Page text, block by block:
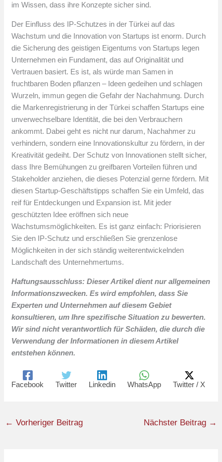
im Wissen, dass ihre Konzepte sicher sind.
Der Einfluss des IP-Schutzes in der Türkei auf das
Wachstum und die Innovation von Startups ist enorm. Durch
die Sicherung des geistigen Eigentums von Startups legen
Unternehmen ein Fundament, das auf Originalität und
Vertrauen basiert. Es ist, als würde man Samen in
fruchtbaren Boden pflanzen – Ideen gedeihen und schlagen
Wurzeln, immun gegen die Gefahr der Nachahmung. Durch
die Markenregistrierung in der Türkei schaffen Startups eine
unverwechselbare Identität, die bei den Verbrauchern
ankommt. Dabei geht es nicht nur darum, Nachahmer zu
verhindern, sondern eine Innovationskultur zu fördern, in der
Kreativität gedeiht. Der Schutz von Innovationen stellt sicher,
dass Ihre Bemühungen zu greifbaren Vorteilen führen und
Stakeholder anziehen, die dieses Potenzial gerne fördern. Mit
diesen Startup-Geschäftstipps schaffen Sie ein Umfeld, das
reif für Entdeckungen und Expansion ist. Mit jeder
geschützten Idee eröffnen sich neue
Wachstumsmöglichkeiten. Es ist ganz einfach: Priorisieren
Sie den IP-Schutz und erschließen Sie grenzenlose
Möglichkeiten in der sich ständig weiterentwickelnden
Landschaft des Unternehmertums.
Haftungsausschluss: Dieser Artikel dient nur allgemeinen
Informationszwecken. Es wird empfohlen, dass Sie
Experten und Unternehmen auf diesem Gebiet
konsultieren, um Ihre spezifische Situation zu bewerten.
Wir sind nicht verantwortlich für Schäden, die durch die
Verwendung der Informationen in diesem Artikel
entstehen können.
Facebook Twitter Linkedin WhatsApp Twitter / X
← Vorheriger Beitrag Nächster Beitrag →